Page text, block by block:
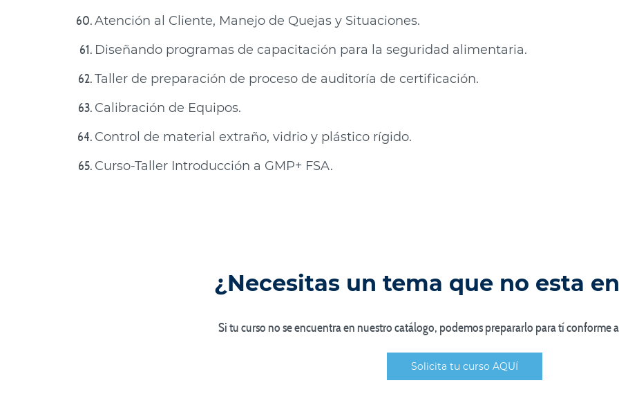
Atención al Cliente, Manejo de Quejas y Situaciones.
Diseñando programas de capacitación para la seguridad alimentaria.
Taller de preparación de proceso de auditoría de certificación.
Calibración de Equipos.
Control de material extraño, vidrio y plástico rígido.
Curso-Taller Introducción a GMP+ FSA.
¿Necesitas un tema que no esta
Si tu curso no se encuentra en nuestro catálogo, podemos prepararlo para tí conforme
Solicita tu curso AQUÍ